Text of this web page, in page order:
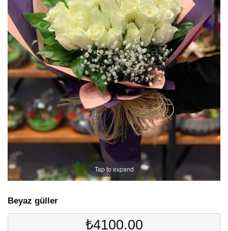
Tap to expand
Beyaz güller
₺4100.00